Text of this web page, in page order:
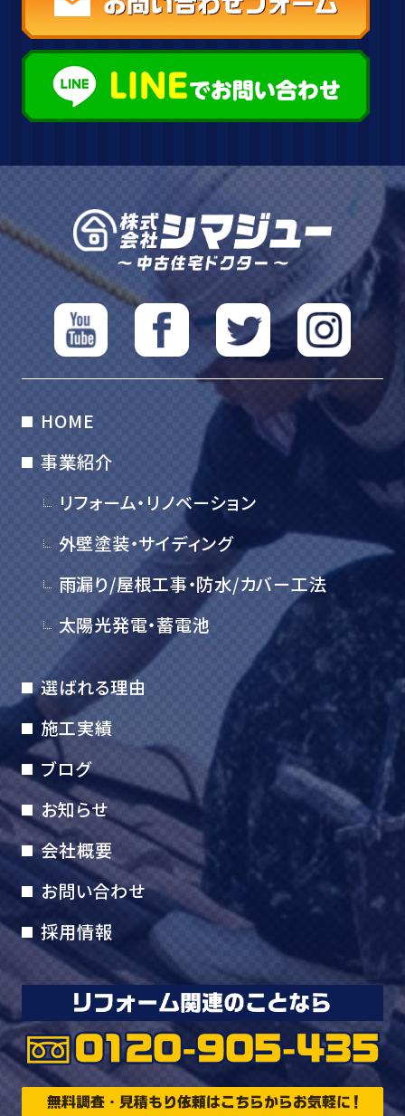
HOME
事業紹介
リフォーム・リノベーション
外壁塗装・サイディング
雨漏り/屋根工事・防水/カバー工法
太陽光発電・蓄電池
選ばれる理由
施工実績
ブログ
お知らせ
会社概要
お問い合わせ
採用情報